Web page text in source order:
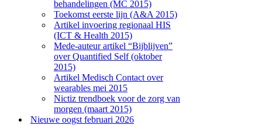
behandelingen (MC 2015)
Toekomst eerste lijn (A&A 2015)
Artikel invoering regionaal HIS
(ICT & Health 2015)
Mede-auteur artikel “Bijblijven”
over Quantified Self (oktober
2015)
Artikel Medisch Contact over
wearables mei 2015
Nictiz trendboek voor de zorg van
morgen (maart 2015)
Nieuwe oogst februari 2026